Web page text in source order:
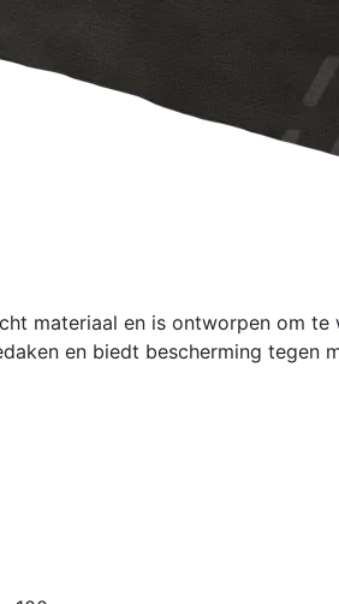
materiaal en is ontworpen om
en biedt bescherming tegen